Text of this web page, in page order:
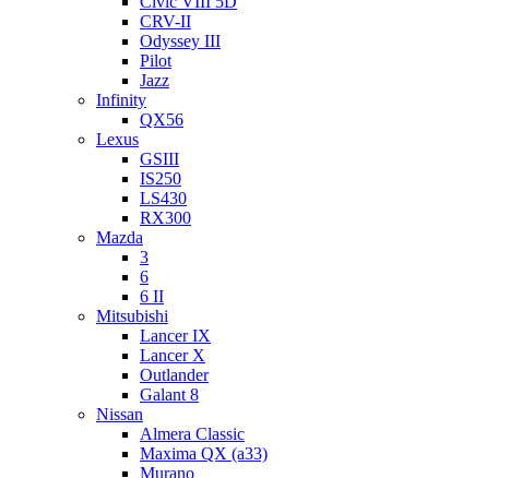
CRV-II
Odyssey III
Pilot
Jazz
Infinity
QX56
Lexus
GSIII
IS250
LS430
RX300
Mazda
3
6
6 II
Mitsubishi
Lancer IX
Lancer X
Outlander
Galant 8
Nissan
Almera Classic
Maxima QX (a33)
Murano